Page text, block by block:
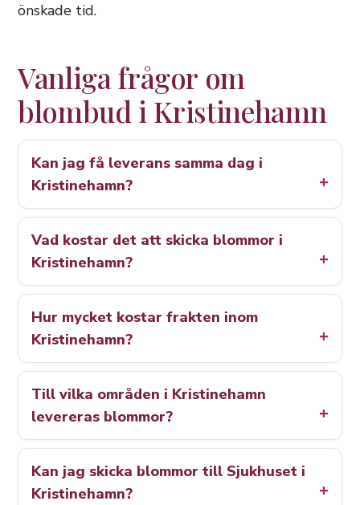
önskade tid.
Vanliga frågor om
blombud i Kristinehamn
Kan jag få leverans samma dag i
Kristinehamn?
Vad kostar det att skicka blommor i
Kristinehamn?
Hur mycket kostar frakten inom
Kristinehamn?
Till vilka områden i Kristinehamn
levereras blommor?
Kan jag skicka blommor till Sjukhuset i
Kristinehamn?